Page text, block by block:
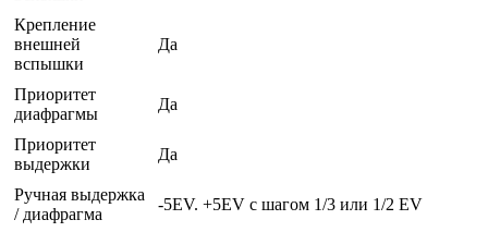
Крепление
внешней
вспышки
Да
Приоритет
диафрагмы
Да
Приоритет
выдержки
Да
Ручная выдержка
/ диафрагма
-5EV. +5EV с шагом 1/3 или 1/2 EV